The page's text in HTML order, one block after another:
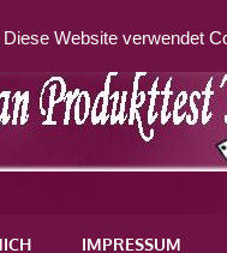
IMPRESSUM
Diese Website verwendet